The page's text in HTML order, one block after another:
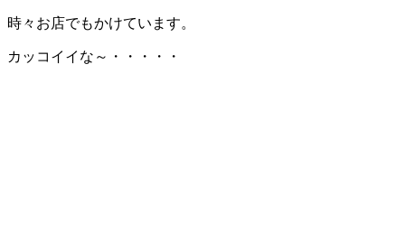
時々お店でもかけています。
カッコイイな～・・・・・